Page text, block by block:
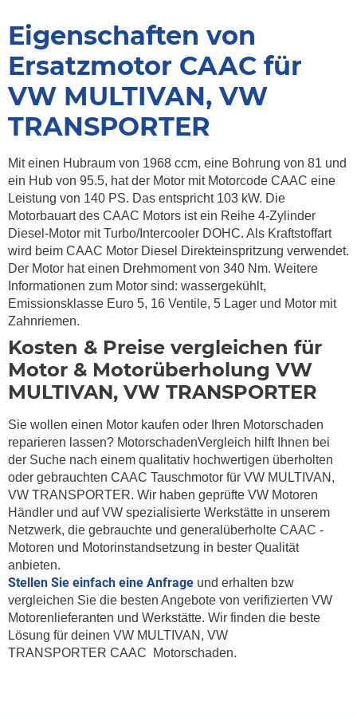
Eigenschaften von
Ersatzmotor CAAC für
VW MULTIVAN, VW
TRANSPORTER
Mit einen Hubraum von 1968 ccm, eine Bohrung von 81 und
ein Hub von 95.5, hat der Motor mit Motorcode CAAC eine
Leistung von 140 PS. Das entspricht 103 kW. Die
Motorbauart des CAAC Motors ist ein Reihe 4-Zylinder
Diesel-Motor mit Turbo/Intercooler DOHC. Als Kraftstoffart
wird beim CAAC Motor Diesel Direkteinspritzung verwendet.
Der Motor hat einen Drehmoment von 340 Nm. Weitere
Informationen zum Motor sind: wassergekühlt,
Emissionsklasse Euro 5, 16 Ventile, 5 Lager und Motor mit
Zahnriemen.
Kosten & Preise vergleichen für
Motor & Motorüberholung VW
MULTIVAN, VW TRANSPORTER
Sie wollen einen Motor kaufen oder Ihren Motorschaden
reparieren lassen? MotorschadenVergleich hilft Ihnen bei
der Suche nach einem qualitativ hochwertigen überholten
oder gebrauchten CAAC Tauschmotor für VW MULTIVAN,
VW TRANSPORTER. Wir haben geprüfte VW Motoren
Händler und auf VW spezialisierte Werkstätte in unserem
Netzwerk, die gebrauchte und generalüberholte CAAC -
Motoren und Motorinstandsetzung in bester Qualität
anbieten.
Stellen Sie einfach eine Anfrage und erhalten bzw
vergleichen Sie die besten Angebote von verifizierten VW
Motorenlieferanten und Werkstätte. Wir finden die beste
Lösung für deinen VW MULTIVAN, VW
TRANSPORTER CAAC Motorschaden.